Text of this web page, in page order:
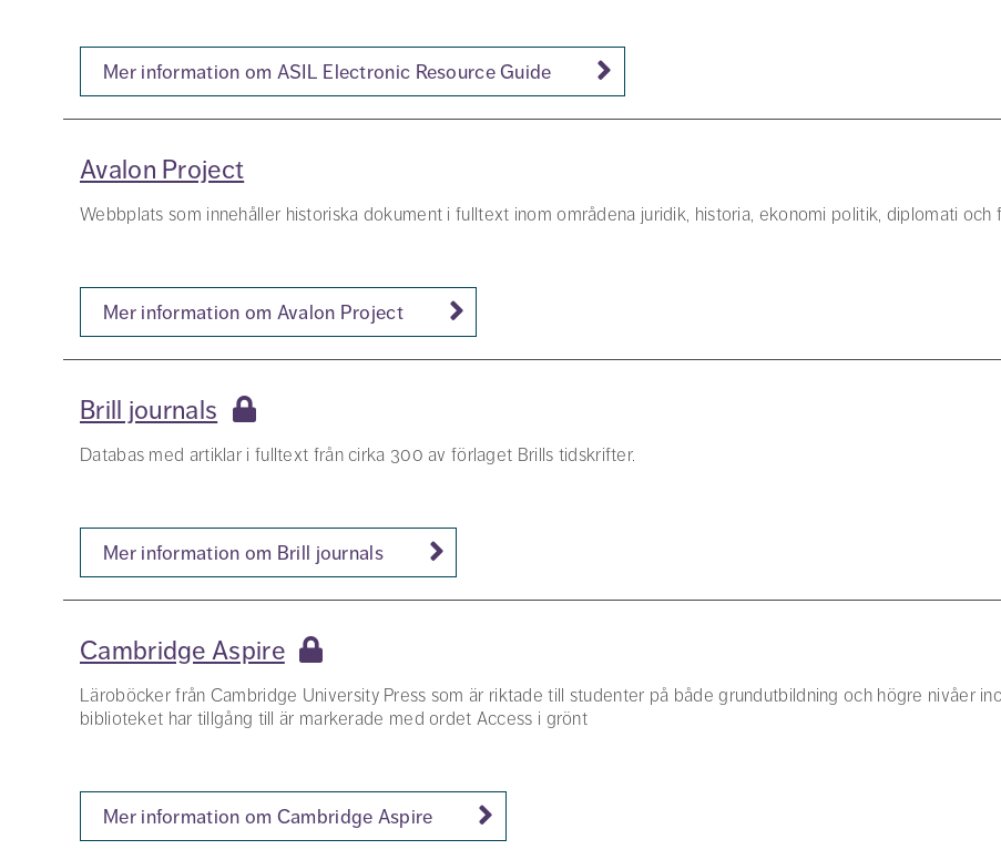
Mer information om ASIL Electronic Resource Guide
Avalon Project
Webbplats som innehåller historiska dokument i fulltext inom områdena juridik, historia, ekonomi politik, diplomati och
Mer information om Avalon Project
Brill journals
Databas med artiklar i fulltext från cirka 300 av förlaget Brills tidskrifter.
Mer information om Brill journals
Cambridge Aspire
Läroböcker från Cambridge University Press som är riktade till studenter på både grundutbildning och högre nivåer
biblioteket har tillgång till är markerade med ordet Access i grönt
Mer information om Cambridge Aspire